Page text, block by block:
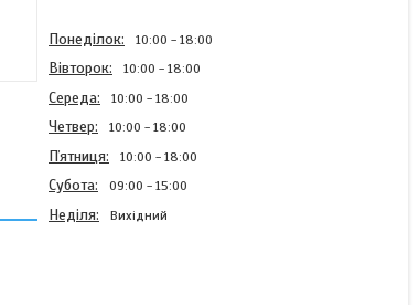
Понеділок 10:00 18:00
Вівторок 10:00 18:00
Середа 10:00 18:00
Четвер 10:00 18:00
Пʼятниця 10:00 18:00
Субота 09:00 15:00
Неділя Вихідний